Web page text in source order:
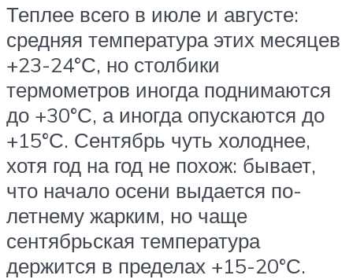
Теплее всего в июле и августе:
средняя температура этих месяцев
+23-24°С, но столбики
термометров иногда поднимаются
до +30°С, а иногда опускаются до
+15°С. Сентябрь чуть холоднее,
хотя год на год не похож: бывает,
что начало осени выдается по-
летнему жарким, но чаще
сентябрьская температура
держится в пределах +15-20°С.